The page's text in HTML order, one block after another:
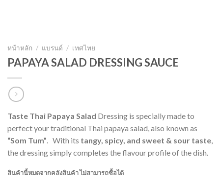
หน้าหลัก / แบรนด์ / เทศไทย
PAPAYA SALAD DRESSING SAUCE
Taste Thai Papaya Salad Dressing is specially made to
perfect your traditional Thai papaya salad, also known as
“Som Tum”. With its tangy, spicy, and sweet & sour taste,
the dressing simply completes the flavour profile of the dish.
สินค้านี้หมดจากคลังสินค้า ไม่สามารถซื้อได้